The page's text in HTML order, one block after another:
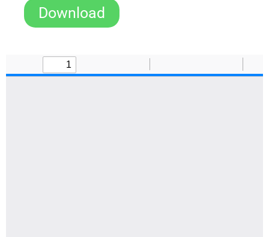
Download